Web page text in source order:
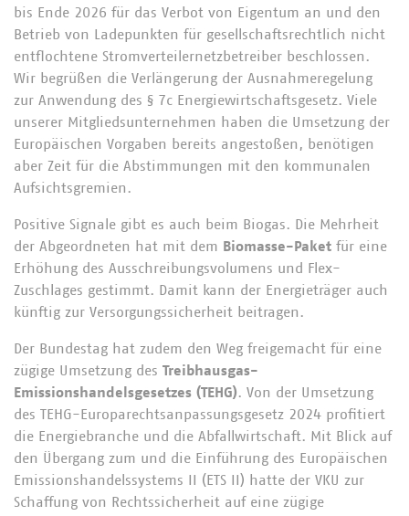
bis Ende 2026 für das Verbot von Eigentum an und den
Betrieb von Ladepunkten für gesellschaftsrechtlich nicht
entflochtene Stromverteilernetzbetreiber beschlossen.
Wir begrüßen die Verlängerung der Ausnahmeregelung
zur Anwendung des § 7c Energiewirtschaftsgesetz. Viele
unserer Mitgliedsunternehmen haben die Umsetzung der
Europäischen Vorgaben bereits angestoßen, benötigen
aber Zeit für die Abstimmungen mit den kommunalen
Aufsichtsgremien.
Positive Signale gibt es auch beim Biogas. Die Mehrheit
der Abgeordneten hat mit dem Biomasse-Paket für eine
Erhöhung des Ausschreibungsvolumens und Flex-
Zuschlages gestimmt. Damit kann der Energieträger auch
künftig zur Versorgungssicherheit beitragen.
Der Bundestag hat zudem den Weg freigemacht für eine
zügige Umsetzung des Treibhausgas-
Emissionshandelsgesetzes (TEHG). Von der Umsetzung
des TEHG-Europarechtsanpassungsgesetz 2024 profitiert
die Energiebranche und die Abfallwirtschaft. Mit Blick auf
den Übergang zum und die Einführung des Europäischen
Emissionshandelssystems II (ETS II) hatte der VKU zur
Schaffung von Rechtssicherheit auf eine zügige